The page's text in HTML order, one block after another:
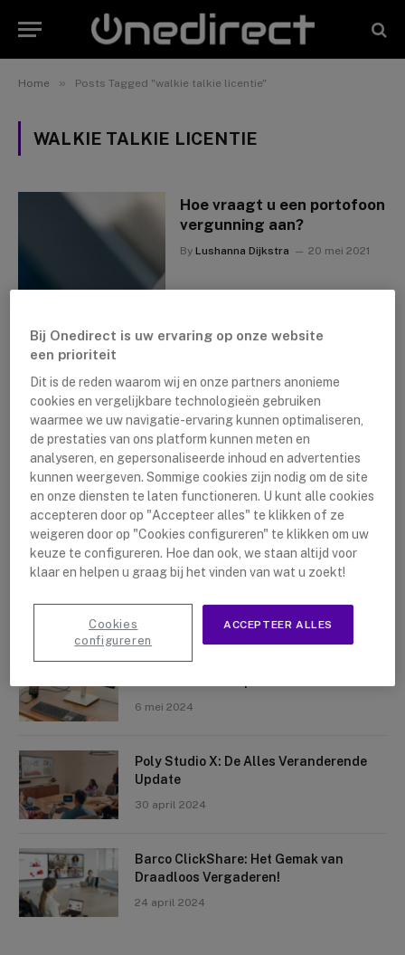
Home » Posts Tagged "walkie talkie licentie"
WALKIE TALKIE LICENTIE
Hoe vraagt u een portofoon
vergunning aan?
By Lushanna Dijkstra 20 mei 2021
Nieuwste artikelen
Logitech Sight: De Tafelcamera Voor
Crosscall X-Space: Transformeer Je
6 mei 2024
Poly Studio X: De Alles Veranderende
Update
30 april 2024
Barco ClickShare: Het Gemak van
Draadloos Vergaderen!
24 april 2024
Bij Onedirect is uw ervaring op onze website
een prioriteit
Dit is de reden waarom wij en onze partners anonieme
cookies en vergelijkbare technologieën gebruiken
waarmee we uw navigatie-ervaring kunnen optimaliseren,
de prestaties van ons platform kunnen meten en
analyseren, en gepersonaliseerde inhoud en advertenties
kunnen weergeven. Sommige cookies zijn nodig om de site
en onze diensten te laten functioneren. U kunt alle cookies
accepteren door op "Accepteer alles" te klikken of ze
weigeren door op "Cookies configureren" te klikken om uw
keuze te configureren. Hoe dan ook, we staan altijd voor
klaar en helpen u graag bij het vinden van wat u zoekt!
ACCEPTEER ALLES
Cookies
configureren